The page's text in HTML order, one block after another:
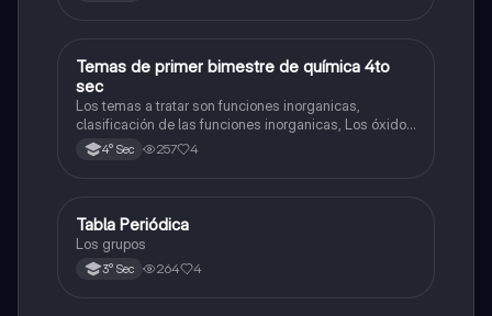
Química
Temas de primer bimestre de química 4to
sec
Los temas a tratar son funciones inorganicas,
clasificación de las funciones inorganicas, Los óxidos
y los óxidos ácidos
4° Sec 257 4
Química
Tabla Periódica
Los grupos
3° Sec 264 4